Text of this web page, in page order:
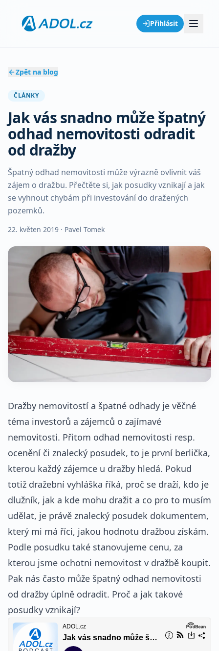
Přihlásit
Zpět na blog
ČLÁNKY
Jak vás snadno může špatný
odhad nemovitosti odradit
od dražby
Špatný odhad nemovitosti může výrazně ovlivnit váš
zájem o dražbu. Přečtěte si, jak posudky vznikají a jak
se vyhnout chybám při investování do dražených
pozemků.
22. květen 2019 · Pavel Tomek
Dražby nemovitostí a špatné odhady je věčné
téma investorů a zájemců o zajímavé
nemovitosti. Přitom odhad nemovitosti resp.
ocenění či znalecký posudek, to je první berlička,
kterou každý zájemce u dražby hledá. Pokud
totiž dražební vyhláška říká, proč se draží, kdo je
dlužník, jak a kde mohu dražit a co pro to musím
udělat, je právě znalecký posudek dokumentem,
který mi má říci, jakou hodnotu dražbou získám.
Podle posudku také stanovujeme cenu, za
kterou jsme ochotni nemovitost v dražbě koupit.
Pak nás často může špatný odhad nemovitosti
od dražby úplně odradit. Proč a jak takové
posudky vznikají?